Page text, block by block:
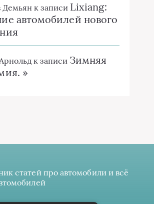
Демьян к записи Lixiang:
автомобилей нового
к записи Зимняя
»
статей про автомобили и всё